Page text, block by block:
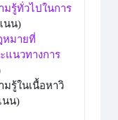
มรู้ทั่วไปในการ
นน)
หมายที่
แนวทางการ
มรู้ในเนื้อหาวิ
นน)